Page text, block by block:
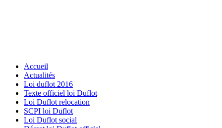
Accueil
Actualités
Loi duflot 2016
Texte officiel loi Duflot
Loi Duflot relocation
SCPI loi Duflot
Loi Duflot social